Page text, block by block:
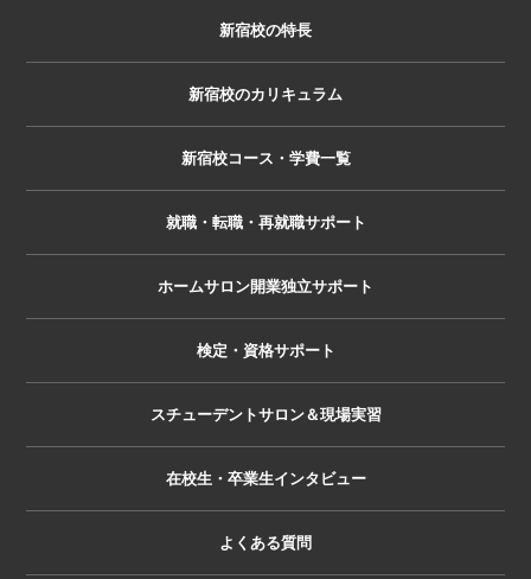
新宿校の特長
新宿校のカリキュラム
新宿校コース・学費一覧
就職・転職・再就職サポート
ホームサロン開業独立サポート
検定・資格サポート
スチューデントサロン＆現場実習
在校生・卒業生インタビュー
よくある質問